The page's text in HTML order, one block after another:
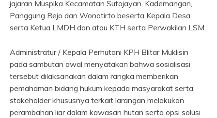
jajaran Muspika Kecamatan Sutojayan, Kademangan,
Panggung Rejo dan Wonotirto beserta Kepala Desa
serta Ketua LMDH dan atau KTH serta Perwakilan LSM.
Administratur / Kepala Perhutani KPH Blitar Muklisin
pada sambutan awal menyatakan bahwa sosialisasi
tersebut dilaksanakan dalam rangka memberikan
pemahaman bidang hukum kepada masyarakat serta
stakeholder khususnya terkait larangan melakukan
perambahan liar dalam kawasan hutan serta opsi solusi